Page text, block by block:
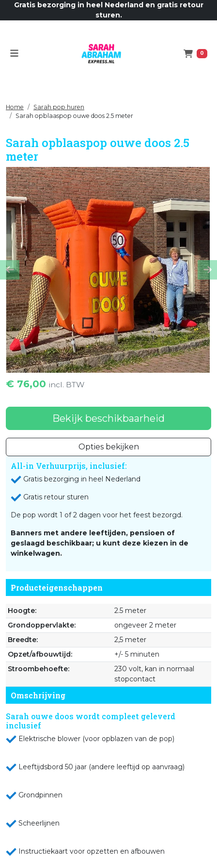
Gratis bezorging in heel Nederland en gratis retour
sturen.
Menu 0
Home
Sarah pop huren
Sarah opblaaspop ouwe doos 2.5 meter
Sarah opblaaspop ouwe doos 2.5
meter
€ 76,00 incl. BTW
Bekijk beschikbaarheid
Opties bekijken
All-in Verhuurprijs, inclusief:
Gratis bezorging in heel Nederland
Gratis retour sturen
De pop wordt 1 of 2 dagen voor het feest bezorgd.
Banners met andere leeftijden, pensioen of
geslaagd beschikbaar; u kunt deze kiezen in de
winkelwagen.
Previous
Producteigenschappen
Hoogte:
2.5 meter
Grondoppervlakte:
ongeveer 2 meter
Breedte:
2,5 meter
Opzet/afbouwtijd:
+/- 5 minuten
Stroombehoefte:
230 volt, kan in normaal
stopcontact
Omschrijving
Sarah ouwe doos wordt compleet geleverd
inclusief
Elektrische blower (voor opblazen van de pop)
Leeftijdsbord 50 jaar (andere leeftijd op aanvraag)
Grondpinnen
Scheerlijnen
Instructiekaart voor opzetten en afbouwen